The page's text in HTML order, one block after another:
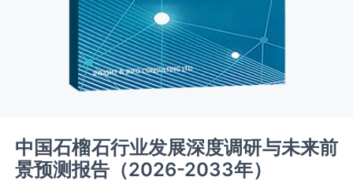
中国石榴石行业发展深度调研与未来前
景预测报告（2026-2033年）